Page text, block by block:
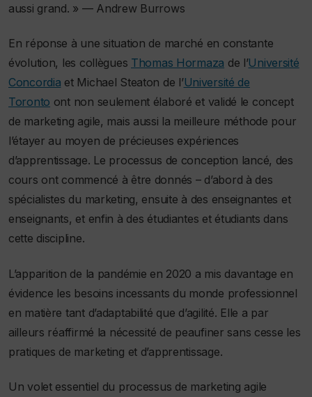
aussi grand. » — Andrew Burrows
En réponse à une situation de marché en constante
évolution, les collègues Thomas Hormaza de l’Université
Concordia et Michael Steaton de l’Université de
Toronto ont non seulement élaboré et validé le concept
de marketing agile, mais aussi la meilleure méthode pour
l’étayer au moyen de précieuses expériences
d’apprentissage. Le processus de conception lancé, des
cours ont commencé à être donnés – d’abord à des
spécialistes du marketing, ensuite à des enseignantes et
enseignants, et enfin à des étudiantes et étudiants dans
cette discipline.
L’apparition de la pandémie en 2020 a mis davantage en
évidence les besoins incessants du monde professionnel
en matière tant d’adaptabilité que d’agilité. Elle a par
ailleurs réaffirmé la nécessité de peaufiner sans cesse les
pratiques de marketing et d’apprentissage.
Un volet essentiel du processus de marketing agile